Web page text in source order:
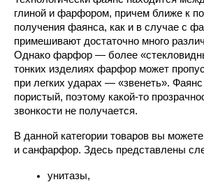
глиной и фарфором, причем ближе к
получения фаянса, как и в случае с
примешивают достаточно много
Однако фарфор — более
тонких изделиях фарфор может
при легких ударах — «звенеть».
пористый, поэтому какой-то
звонкости не получается.
В данной категории товаров вы
и санфарфор. Здесь представлены
унитазы,